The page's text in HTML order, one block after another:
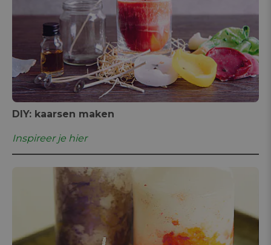
DIY: kaarsen maken
Inspireer je hier